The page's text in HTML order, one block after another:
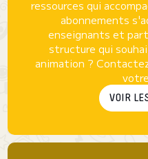
ressources qui
abonnements
enseignants et
structure qui
animation ?
VOIR